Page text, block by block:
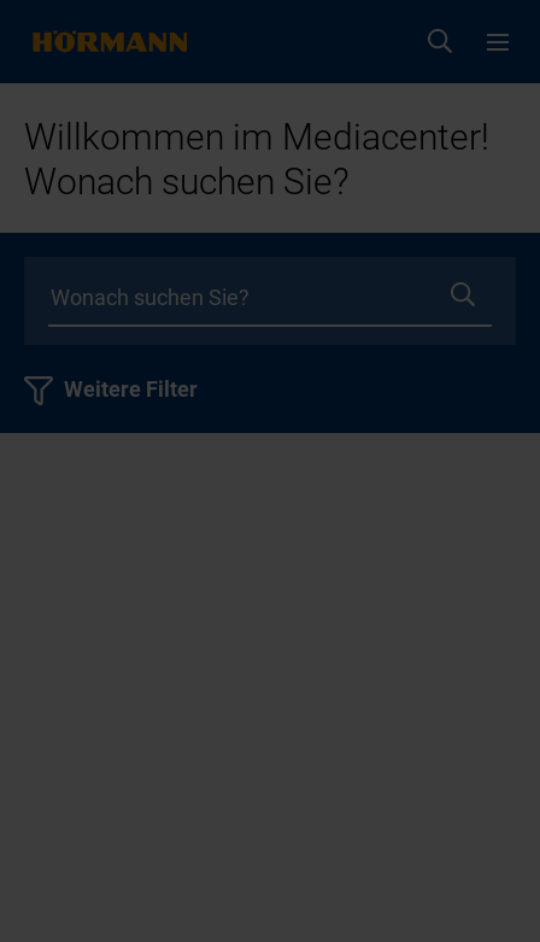
Willkommen im Mediacenter!
Wonach suchen Sie?
Weitere Filter